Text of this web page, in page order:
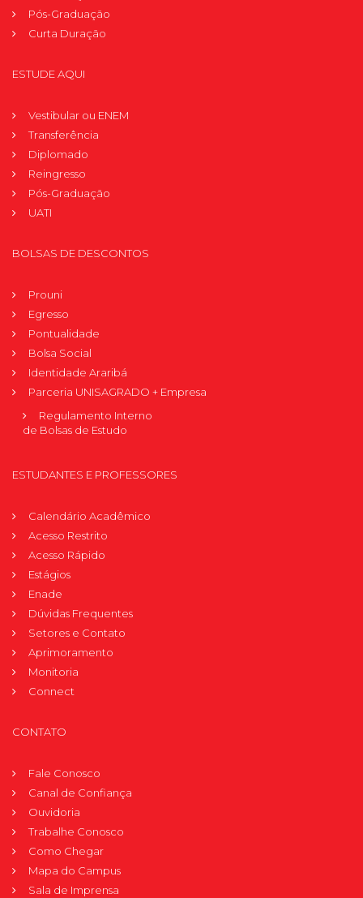
Pós-Graduação
Curta Duração
ESTUDE AQUI
Vestibular ou ENEM
Transferência
Diplomado
Reingresso
Pós-Graduação
UATI
BOLSAS DE DESCONTOS
Prouni
Egresso
Pontualidade
Bolsa Social
Identidade Araribá
Parceria UNISAGRADO + Empresa
Regulamento Interno
de Bolsas de Estudo
ESTUDANTES E PROFESSORES
Calendário Acadêmico
Acesso Restrito
Acesso Rápido
Estágios
Enade
Dúvidas Frequentes
Setores e Contato
Aprimoramento
Monitoria
Connect
CONTATO
Fale Conosco
Canal de Confiança
Ouvidoria
Trabalhe Conosco
Como Chegar
Mapa do Campus
Sala de Imprensa